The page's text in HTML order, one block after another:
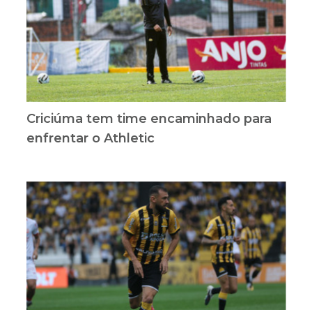
Criciúma tem time encaminhado para
enfrentar o Athletic